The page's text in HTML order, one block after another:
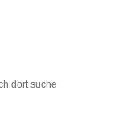
dort suche